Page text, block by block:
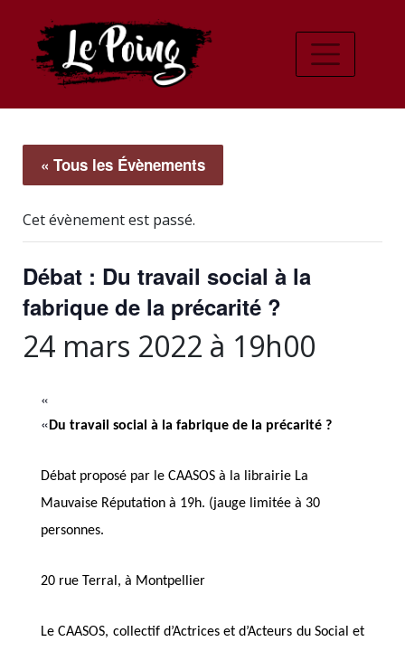
« Tous les Évènements
Cet évènement est passé.
Débat : Du travail social à la
fabrique de la précarité ?
24 mars 2022 à 19h00
Du travail social à la fabrique de la précarité ?
Débat proposé par le CAASOS à la librairie La
Mauvaise Réputation à 19h. (jauge limitée à 30
personnes.
20 rue Terral, à Montpellier
Le CAASOS, collectif d’Actrices et d’Acteurs du Social et